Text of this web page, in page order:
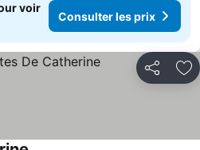
voir
Consulter les prix
Partager